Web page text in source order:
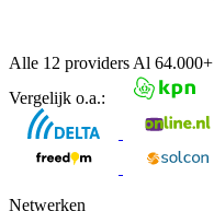
Alle 12 providers Al 64.000+
Vergelijk o.a.:
Netwerken